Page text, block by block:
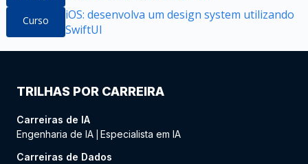
Curso
iOS: desenvolva um design system utilizando
SwiftUI
TRILHAS POR CARREIRA
Carreiras de IA
Engenharia de IA
Especialista em IA
Carreiras de Dados